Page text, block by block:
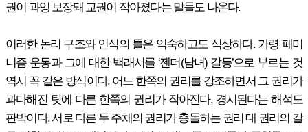
권이 과잉 보장돼 교권이 작아졌다는 말들도 나온다.
이러한 논리 구조와 인식의 틀은 익숙하고도 식상하다. 가령 페미
니즘 운동과 그에 대한 백래시를 ‘젠더(남녀) 갈등’으로 부르는 것
역시 꼭 같은 방식이다. 어느 한쪽의 권리를 강조하면서 그 권리가
과다해진 탓에 다른 한쪽의 권리가 작아진다, 경시된다는 해석도
판박이다. 서로 다른 두 주체의 권리가 충돌하는 권리 대 권리의 갈